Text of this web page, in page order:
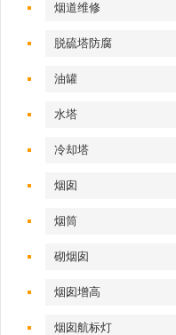
烟道维修
脱硫塔防腐
油罐
水塔
冷却塔
烟囱
烟筒
砌烟囱
烟囱增高
烟囱航标灯